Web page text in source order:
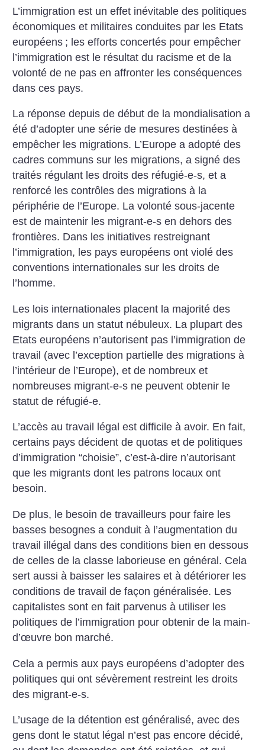
L’immigration est un effet inévitable des politiques
économiques et militaires conduites par les Etats
européens ; les efforts concertés pour empêcher
l’immigration est le résultat du racisme et de la
volonté de ne pas en affronter les conséquences
dans ces pays.
La réponse depuis de début de la mondialisation a
été d’adopter une série de mesures destinées à
empêcher les migrations. L’Europe a adopté des
cadres communs sur les migrations, a signé des
traités régulant les droits des réfugié-e-s, et a
renforcé les contrôles des migrations à la
périphérie de l’Europe. La volonté sous-jacente
est de maintenir les migrant-e-s en dehors des
frontières. Dans les initiatives restreignant
l’immigration, les pays européens ont violé des
conventions internationales sur les droits de
l’homme.
Les lois internationales placent la majorité des
migrants dans un statut nébuleux. La plupart des
Etats européens n’autorisent pas l’immigration de
travail (avec l’exception partielle des migrations à
l’intérieur de l’Europe), et de nombreux et
nombreuses migrant-e-s ne peuvent obtenir le
statut de réfugié-e.
L’accès au travail légal est difficile à avoir. En fait,
certains pays décident de quotas et de politiques
d’immigration “choisie”, c’est-à-dire n’autorisant
que les migrants dont les patrons locaux ont
besoin.
De plus, le besoin de travailleurs pour faire les
basses besognes a conduit à l’augmentation du
travail illégal dans des conditions bien en dessous
de celles de la classe laborieuse en général. Cela
sert aussi à baisser les salaires et à détériorer les
conditions de travail de façon généralisée. Les
capitalistes sont en fait parvenus à utiliser les
politiques de l’immigration pour obtenir de la main-
d’œuvre bon marché.
Cela a permis aux pays européens d’adopter des
politiques qui ont sévèrement restreint les droits
des migrant-e-s.
L’usage de la détention est généralisé, avec des
gens dont le statut légal n’est pas encore décidé,